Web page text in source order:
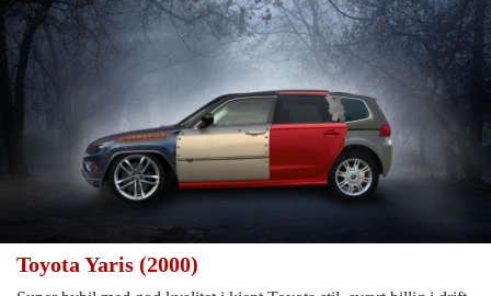
Toyota Yaris (2000)